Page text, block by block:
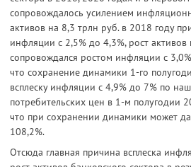
сопровождалось усилением
активов на 8,3 трлн руб. в 2018 году
инфляции с 2,5% до 4,3%, рост
сопровождался ростом инфляции с
что сохранение динамики 1-го
всплеску инфляции с 4,9% до 7% по
потребительских цен в 1-м полугодии
что при сохранении динамики может
108,2%.
Отсюда главная причина всплеска